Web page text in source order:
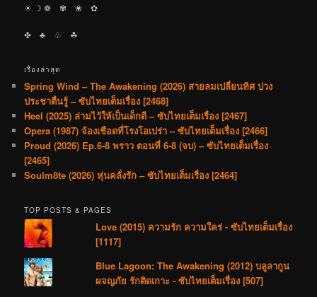
☀︎ ☽ ❁ ✾ ❀ ✿
✤ ♣︎ ♧ ☘︎
เรื่องล่าสุด
Spring Wind – The Awakening (2026) สายลมเปลี่ยนทิศ ปวง
ประชาตื่นรู้ – ซับไทยเต็มเรื่อง [2468]
Heel (2025) ล่ามไว้ให้เป็นเด็กดี – ซับไทยเต็มเรื่อง [2467]
Opera (1987) จ้องเชือดที่โรงโอเปร่า – ซับไทยเต็มเรื่อง [2466]
Proud (2026) Ep.6-8 พราว ตอนที่ 6-8 (จบ) – ซับไทยเต็มเรื่อง
[2465]
Soulm8te (2026) หุ่นคลั่งรัก – ซับไทยเต็มเรื่อง [2464]
TOP POSTS & PAGES
Love (2015) ความรัก ความใคร่ - ซับไทยเต็มเรื่อง
[1117]
Blue Lagoon: The Awakening (2012) บลูลากูน
ผจญภัย รักติดเกาะ - ซับไทยเต็มเรื่อง [507]